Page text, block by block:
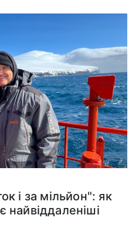
і за мільйон": як
найвіддаленіші